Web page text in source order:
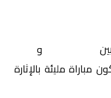
و
مباراة مليئة بالإثارة